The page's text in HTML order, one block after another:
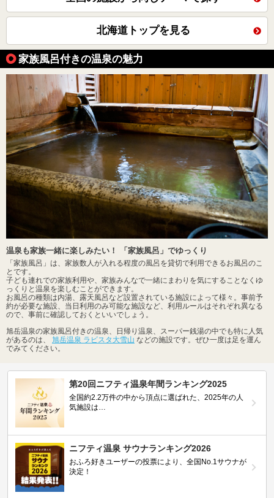
北海道トップを見る
家族風呂付きの温泉の魅力
温泉も家族一緒に楽しみたい！ 「家族風呂」でゆっくり
「家族風呂」は、家族数人が入れる程度の風呂を貸切で利用できるお風呂のこ
とです。
子ども連れでの家族利用や、家族みんなで一緒にまわりを気にすることなくゆ
っくりと温泉を楽しむことができます。
お風呂の種類は内湯、露天風呂など設置されている施設によって様々。事前予
約が必要な施設、当日利用のみ可能な施設など、利用ルールはそれぞれ異なる
ので、事前に確認しておくといいでしょう。
旭岳温泉の家族風呂付きの温泉、日帰り温泉、スーパー銭湯の中でも特に人気
があるのは、 旭岳温泉 ラビスタ大雪山 などの施設です。ぜひ一度は足を運ん
でみてください。
第20回ニフティ温泉年間ランキング2025
全国約2.2万件の中から頂点に選ばれた、2025年の人
気施設は…
ニフティ温泉 サウナランキング2026
おふろ好きユーザーの投票により、全国No.1サウナが
決定！